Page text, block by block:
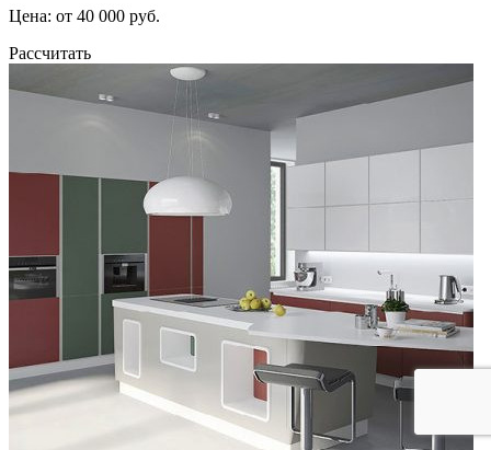
Цена: от 40 000 руб.
Рассчитать